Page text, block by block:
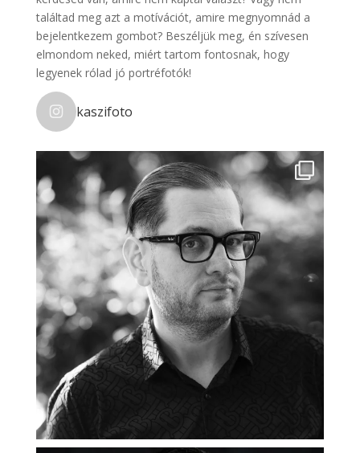
találtad meg azt a motívációt, amire megnyomnád a
bejelentkezem gombot? Beszéljük meg, én szívesen
elmondom neked, miért tartom fontosnak, hogy
legyenek rólad jó portréfotók!
kaszifoto